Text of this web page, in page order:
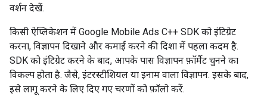
वर्शन देखें.
किसी ऐप्लिकेशन में Google Mobile Ads C++ SDK को इंटिग्रेट
करना, विज्ञापन दिखाने और कमाई करने की दिशा में पहला कदम है.
SDK को इंटिग्रेट करने के बाद, आपके पास विज्ञापन फ़ॉर्मैट चुनने का
विकल्प होता है. जैसे, इंटरस्टीशियल या इनाम वाला विज्ञापन. इसके बाद,
इसे लागू करने के लिए दिए गए चरणों को फ़ॉलो करें.